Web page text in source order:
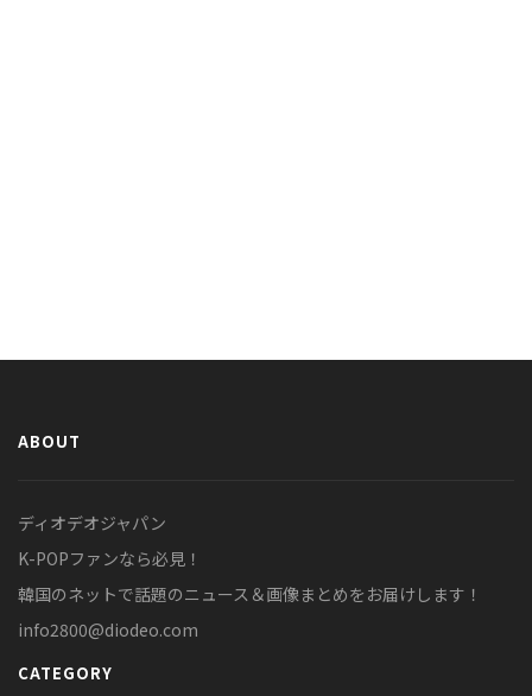
ABOUT
ディオデオジャパン
K-POPファンなら必見！
韓国のネットで話題のニュース＆画像まとめをお届けします！
info2800@diodeo.com
CATEGORY